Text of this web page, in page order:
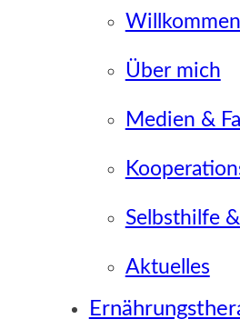
Willkommen
Über mich
Medien &
Selbsthilfe
Aktuelles